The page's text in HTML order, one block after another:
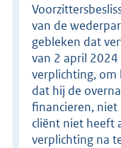
van de
gebleken dat
van 2 april
verplichting, om
dat hij de
financieren,
cliënt niet heeft
verplichting na